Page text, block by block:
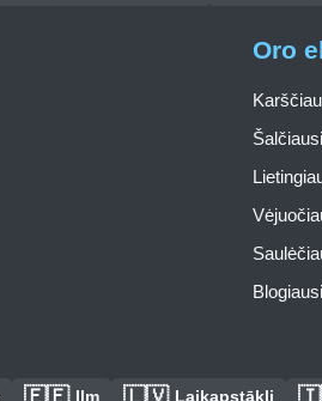
Oro
Ilm Laikapstākļi